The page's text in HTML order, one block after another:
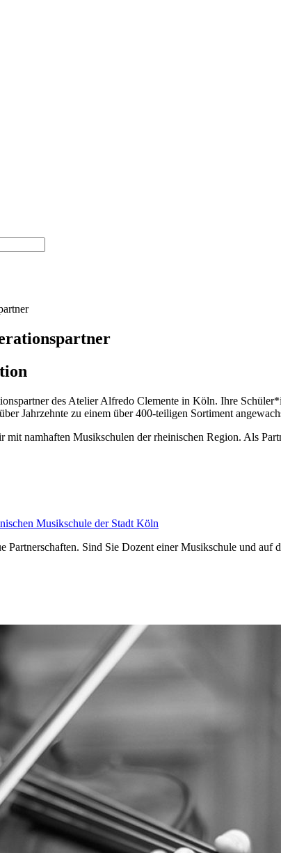
des Atelier Alfredo Clemente in Köln. Ihre
Jahrzehnte zu einem über 400-teiligen Sortiment
mit namhaften Musikschulen der rheinischen Region. Als
Musikschule der Stadt Köln
Partnerschaften. Sind Sie Dozent einer Musikschule und